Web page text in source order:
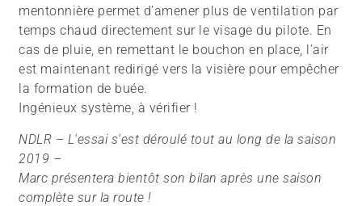
mentonnière permet d’amener plus de ventilation par
temps chaud directement sur le visage du pilote. En
cas de pluie, en remettant le bouchon en place, l’air
est maintenant redirigé vers la visière pour empêcher
la formation de buée.
Ingénieux système, à vérifier !
NDLR – L'essai s'est déroulé tout au long de la saison
2019 –
Marc présentera bientôt son bilan après une saison
complète sur la route !